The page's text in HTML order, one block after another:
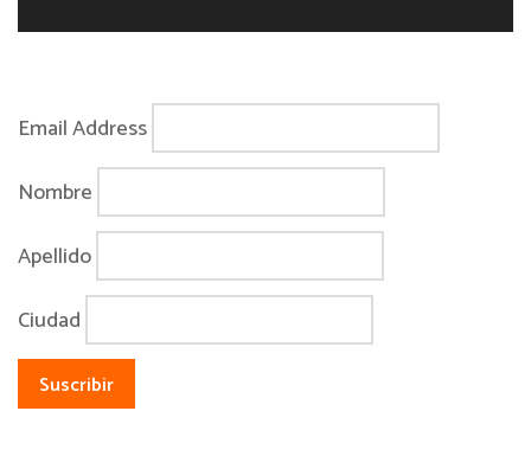
Email Address
Nombre
Apellido
Ciudad